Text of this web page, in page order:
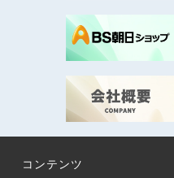
コンテンツ